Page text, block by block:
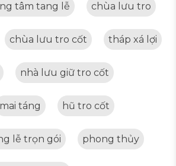
tâm tang lễ chùa lưu tro
chùa lưu tro cốt tháp xá lợi
nhà lưu giữ tro cốt
mai táng hũ tro cốt
lễ trọn gói phong thủy